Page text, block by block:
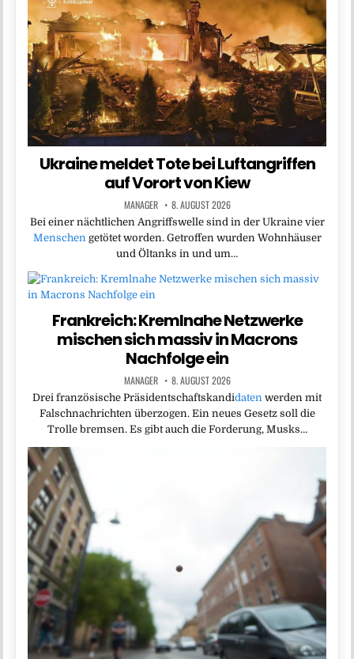
Ukraine meldet Tote bei Luftangriffen
auf Vorort von Kiew
MANAGER 8. AUGUST 2026
Bei einer nächtlichen Angriffswelle sind in der Ukraine vier
Menschen getötet worden. Getroffen wurden Wohnhäuser
und Öltanks in und um…
Frankreich: Kremlnahe Netzwerke
mischen sich massiv in Macrons
Nachfolge ein
MANAGER 8. AUGUST 2026
Drei französische Präsidentschaftskandidaten werden mit
Falschnachrichten überzogen. Ein neues Gesetz soll die
Trolle bremsen. Es gibt auch die Forderung, Musks…